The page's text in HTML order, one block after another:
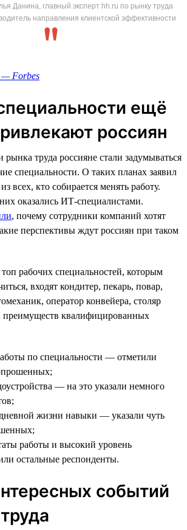
Данина, главный эксперт hh.ru по рынку труда
направления клиентской эффективности
Forbes
ещё
россиян
рынка труда россияне стали задумываться
специальности. О таких планах заявил
всех, кто собирается менять работу.
оказались ИТ-специалистами.
, почему сотрудники компаний хотят
перспективы ждут россиян при таком
рабочих специальностей, которым
входят кондитер, пекарь, повар,
оператор конвейера, столяр
квалифицированных
по специальности — отметили
— на это указали немного
жизни навыки — указали чуть
работы и высокий уровень
остальные респонденты.
событий